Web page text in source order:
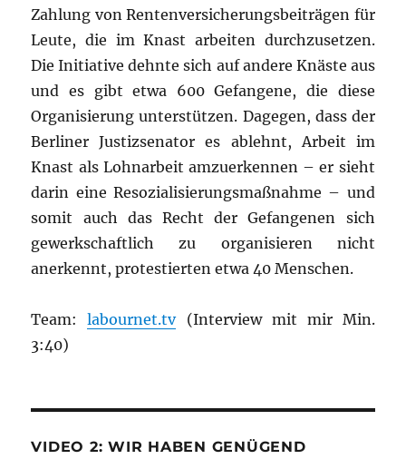
Zahlung von Rentenversicherungsbeiträgen für
Leute, die im Knast arbeiten durchzusetzen.
Die Initiative dehnte sich auf andere Knäste aus
und es gibt etwa 600 Gefangene, die diese
Organisierung unterstützen. Dagegen, dass der
Berliner Justizsenator es ablehnt, Arbeit im
Knast als Lohnarbeit amzuerkennen – er sieht
darin eine Resozialisierungsmaßnahme – und
somit auch das Recht der Gefangenen sich
gewerkschaftlich zu organisieren nicht
anerkennt, protestierten etwa 40 Menschen.
Team:labournet.tv(Interview mit mir Min.
3:40)
VIDEO 2: WIR HABEN GENÜGEND